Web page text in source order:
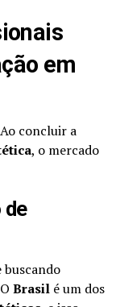
em
concluir a
, o mercado
de
buscando
Brasilé um dos